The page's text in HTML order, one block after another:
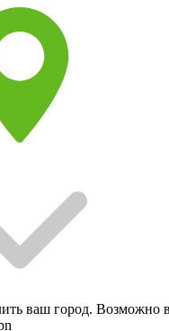
ваш город. Возможно